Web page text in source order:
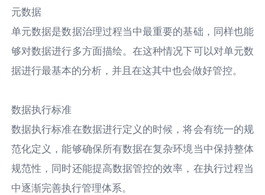
元数据
单元数据是数据治理过程当中最重要的基础，同样也能
够对数据进行多方面描绘。在这种情况下可以对单元数
据进行最基本的分析，并且在这其中也会做好管控。
数据执行标准
数据执行标准在数据进行定义的时候，将会有统一的规
范化定义，能够确保所有数据在复杂环境当中保持整体
规范性，同时还能提高数据管控的效率，在执行过程当
中逐渐完善执行管理体系。